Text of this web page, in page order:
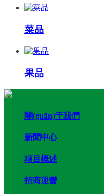
菜品
果品
關(guān)于我們
新聞中心
項目概述
招商運營